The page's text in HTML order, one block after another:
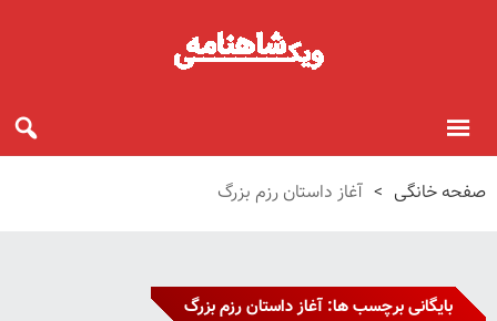
صفحه خانگی > آغاز داستان رزم بزرگ
بایگانی برچسب ها: آغاز داستان رزم بزرگ